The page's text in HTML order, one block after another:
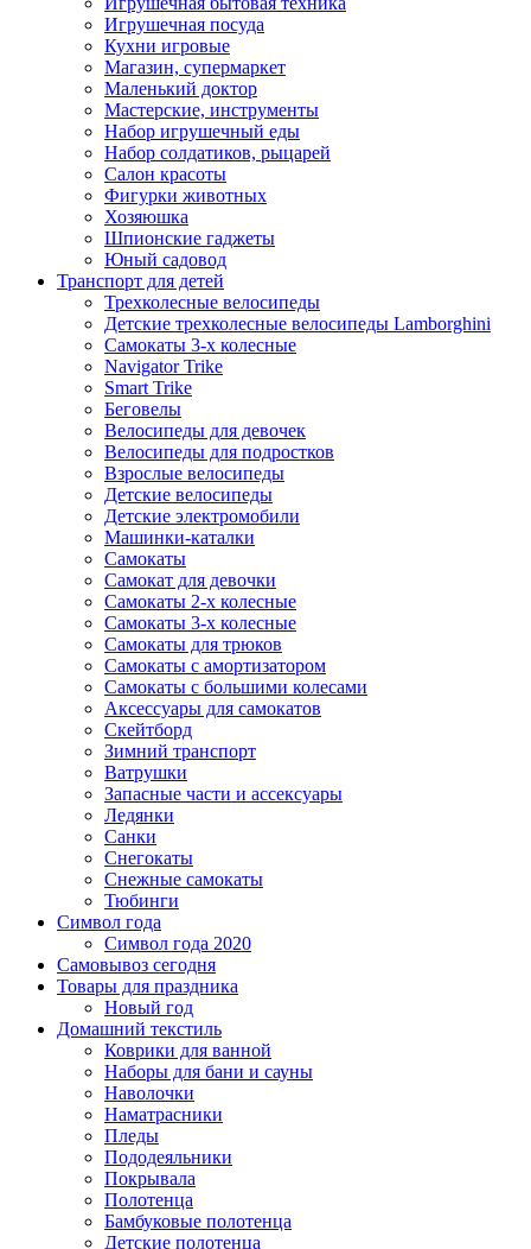
Игрушечная посуда
Кухни игровые
Магазин, супермаркет
Маленький доктор
Мастерские, инструменты
Набор игрушечный еды
Набор солдатиков, рыцарей
Салон красоты
Фигурки животных
Хозяюшка
Шпионские гаджеты
Юный садовод
Транспорт для детей
Трехколесные велосипеды
Детские трехколесные велосипеды Lamborghini
Самокаты 3-х колесные
Navigator Trike
Smart Trike
Беговелы
Велосипеды для девочек
Велосипеды для подростков
Взрослые велосипеды
Детские велосипеды
Детские электромобили
Машинки-каталки
Самокаты
Самокат для девочки
Самокаты 2-х колесные
Самокаты 3-х колесные
Самокаты для трюков
Самокаты с амортизатором
Самокаты с большими колесами
Аксессуары для самокатов
Скейтборд
Зимний транспорт
Ватрушки
Запасные части и ассексуары
Ледянки
Санки
Снегокаты
Снежные самокаты
Тюбинги
Символ года
Символ года 2020
Самовывоз сегодня
Товары для праздника
Новый год
Домашний текстиль
Коврики для ванной
Наборы для бани и сауны
Наволочки
Наматрасники
Пледы
Пододеяльники
Покрывала
Полотенца
Бамбуковые полотенца
Детские полотенца